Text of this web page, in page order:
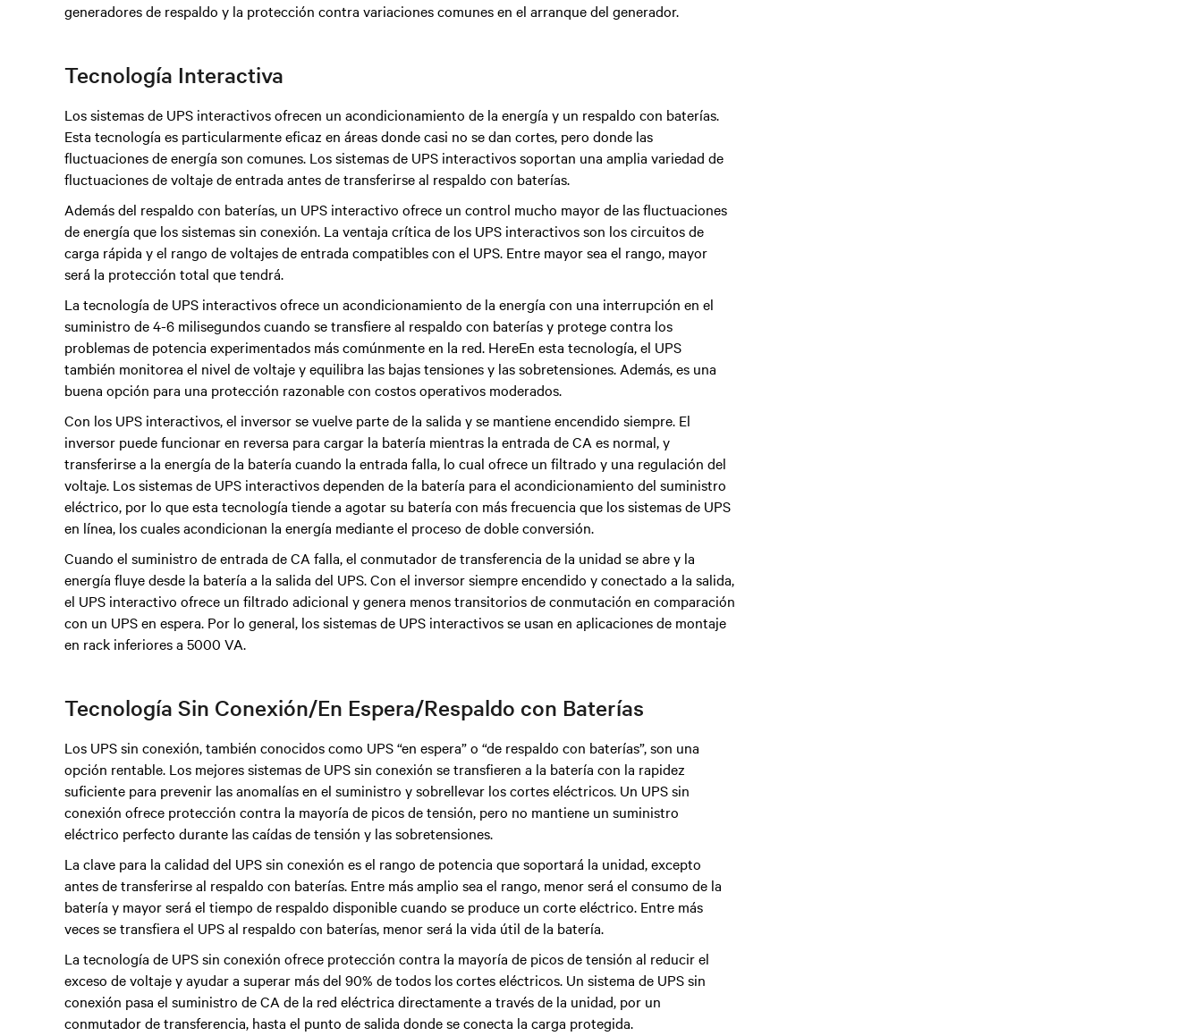
generadores de respaldo y la protección contra variaciones comunes en el arranque del generador.
Tecnología Interactiva
Los sistemas de UPS interactivos ofrecen un acondicionamiento de la energía y un respaldo con baterías.
Esta tecnología es particularmente eficaz en áreas donde casi no se dan cortes, pero donde las
fluctuaciones de energía son comunes. Los sistemas de UPS interactivos soportan una amplia variedad de
fluctuaciones de voltaje de entrada antes de transferirse al respaldo con baterías.
Además del respaldo con baterías, un UPS interactivo ofrece un control mucho mayor de las fluctuaciones
de energía que los sistemas sin conexión. La ventaja crítica de los UPS interactivos son los circuitos de
carga rápida y el rango de voltajes de entrada compatibles con el UPS. Entre mayor sea el rango, mayor
será la protección total que tendrá.
La tecnología de UPS interactivos ofrece un acondicionamiento de la energía con una interrupción en el
suministro de 4-6 milisegundos cuando se transfiere al respaldo con baterías y protege contra los
problemas de potencia experimentados más comúnmente en la red. HereEn esta tecnología, el UPS
también monitorea el nivel de voltaje y equilibra las bajas tensiones y las sobretensiones. Además, es una
buena opción para una protección razonable con costos operativos moderados.
Con los UPS interactivos, el inversor se vuelve parte de la salida y se mantiene encendido siempre. El
inversor puede funcionar en reversa para cargar la batería mientras la entrada de CA es normal, y
transferirse a la energía de la batería cuando la entrada falla, lo cual ofrece un filtrado y una regulación del
voltaje. Los sistemas de UPS interactivos dependen de la batería para el acondicionamiento del suministro
eléctrico, por lo que esta tecnología tiende a agotar su batería con más frecuencia que los sistemas de UPS
en línea, los cuales acondicionan la energía mediante el proceso de doble conversión.
Cuando el suministro de entrada de CA falla, el conmutador de transferencia de la unidad se abre y la
energía fluye desde la batería a la salida del UPS. Con el inversor siempre encendido y conectado a la salida,
el UPS interactivo ofrece un filtrado adicional y genera menos transitorios de conmutación en comparación
con un UPS en espera. Por lo general, los sistemas de UPS interactivos se usan en aplicaciones de montaje
en rack inferiores a 5000 VA.
Tecnología Sin Conexión/En Espera/Respaldo con Baterías
Los UPS sin conexión, también conocidos como UPS “en espera” o “de respaldo con baterías”, son una
opción rentable. Los mejores sistemas de UPS sin conexión se transfieren a la batería con la rapidez
suficiente para prevenir las anomalías en el suministro y sobrellevar los cortes eléctricos. Un UPS sin
conexión ofrece protección contra la mayoría de picos de tensión, pero no mantiene un suministro
eléctrico perfecto durante las caídas de tensión y las sobretensiones.
La clave para la calidad del UPS sin conexión es el rango de potencia que soportará la unidad, excepto
antes de transferirse al respaldo con baterías. Entre más amplio sea el rango, menor será el consumo de la
batería y mayor será el tiempo de respaldo disponible cuando se produce un corte eléctrico. Entre más
veces se transfiera el UPS al respaldo con baterías, menor será la vida útil de la batería.
La tecnología de UPS sin conexión ofrece protección contra la mayoría de picos de tensión al reducir el
exceso de voltaje y ayudar a superar más del 90% de todos los cortes eléctricos. Un sistema de UPS sin
conexión pasa el suministro de CA de la red eléctrica directamente a través de la unidad, por un
conmutador de transferencia, hasta el punto de salida donde se conecta la carga protegida.